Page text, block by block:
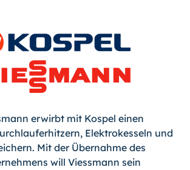
erwirbt mit Kospel einen
Elektrokesseln und
Mit der Übernahme des
will Viessmann sein